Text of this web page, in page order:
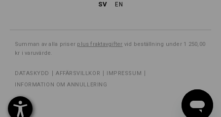
SV EN
Summan av alla priser plus fraktavgifter vid beställning under 1 250,00
kr i varuvärde.
DATASKYDD AFFÄRSVILLKOR
IMPRESSUM
INFORMATION OM ANNULLERING